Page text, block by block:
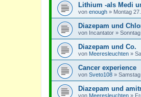
Lithium -als Medi
von enough » Montag
Diazepam und
von Incantator »
Diazepam und Co.
von Meeresleuchten »
Cancer experience
von Sveto108 »
Diazepam und
von Meeresleuchten »